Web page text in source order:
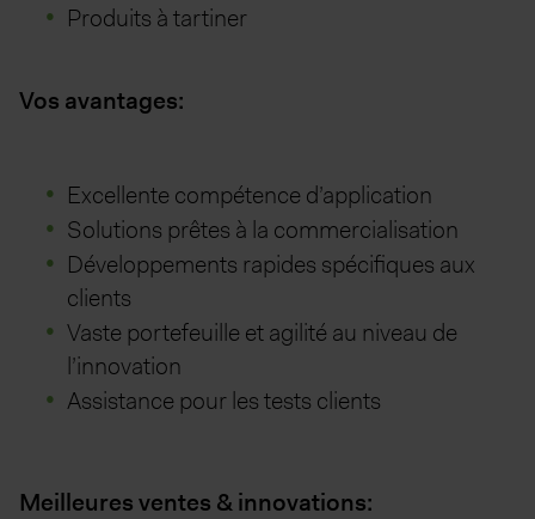
Produits à tartiner
Vos avantages:
Excellente compétence d’application
Solutions prêtes à la commercialisation
Développements rapides spécifiques aux
clients
Vaste portefeuille et agilité au niveau de
l’innovation
Assistance pour les tests clients
Meilleures ventes & innovations: